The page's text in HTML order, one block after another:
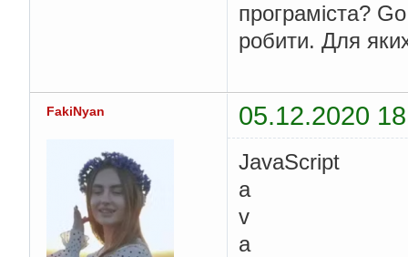
програміста?
робити. Для
FakiNyan 05.12.2020
JavaScript
a
v
a